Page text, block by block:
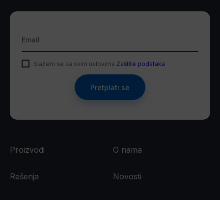
Proizvodi
Rešenja
O nama
Novosti
Email
Slažem se sa svim uslovima Zaštite podataka
Pretplati se